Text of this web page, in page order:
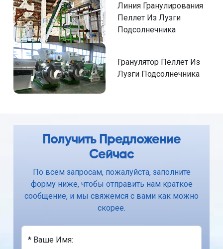
Линия Гранулирования
Пеллет Из Лузги
Подсолнечника
Гранулятор Пеллет Из
Лузги Подсолнечника
Получить Предложение
Сейчас
По всем запросам, пожалуйста, заполните
форму ниже, чтобы отправить нам краткое
сообщение, и мы свяжемся с вами как можно
скорее.
* Ваше Имя: